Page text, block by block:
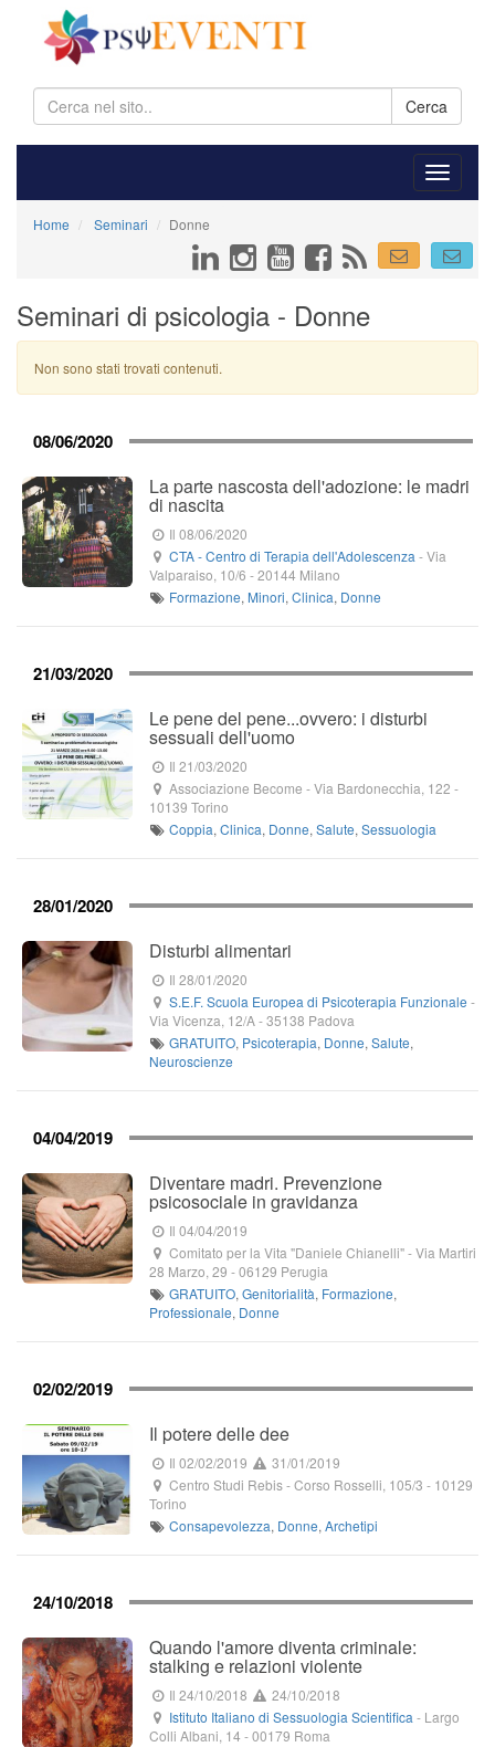
Cerca
Home Seminari Donne
Seminari di psicologia - Donne
Non sono stati trovati contenuti.
08/06/2020
La parte nascosta dell'adozione: le madri
di nascita
Il 08/06/2020
CTA - Centro di Terapia dell'Adolescenza -Via
Valparaiso, 10/6 -20144 Milano
Formazione, Minori,Clinica, Donne
21/03/2020
Le pene del pene...ovvero: i disturbi
sessuali dell'uomo
Il 21/03/2020
Associazione Become -Via Bardonecchia, 122 -
10139 Torino
Coppia,Clinica, Donne,Salute,Sessuologia
28/01/2020
Disturbi alimentari
Il 28/01/2020
S.E.F. Scuola Europea di Psicoterapia Funzionale -
Via Vicenza, 12/A-35138 Padova
GRATUITO, Psicoterapia, Donne,Salute,
Neuroscienze
04/04/2019
Diventare madri. Prevenzione
psicosociale in gravidanza
Il 04/04/2019
Comitato per la Vita "Daniele Chianelli"-Via Martiri
28 Marzo, 29 -06129 Perugia
GRATUITO,Genitorialità, Formazione,
Professionale, Donne
02/02/2019
Il potere delle dee
Il 02/02/2019
31/01/2019
Centro Studi Rebis-Corso Rosselli, 105/3 - 10129
Torino
Consapevolezza, Donne,Archetipi
24/10/2018
Quando l'amore diventa criminale:
stalking e relazioni violente
Il 24/10/2018
24/10/2018
Istituto Italiano di Sessuologia Scientifica - Largo
Colli Albani, 14 -00179 Roma